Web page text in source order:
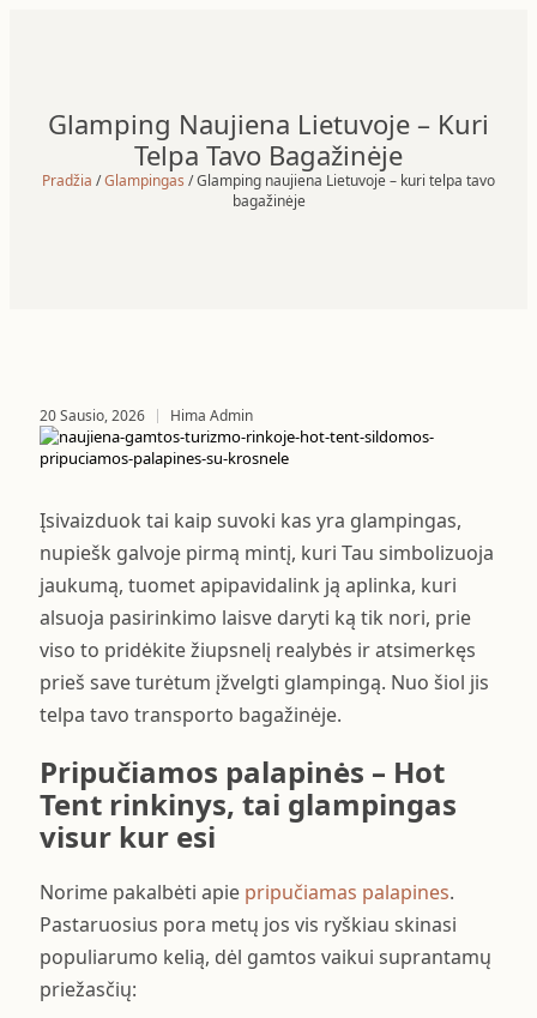
Glamping Naujiena Lietuvoje – Kuri
Telpa Tavo Bagažinėje
Pradžia /Glampingas / Glamping naujiena Lietuvoje – kuri telpa tavo
bagažinėje
20 Sausio, 2026 Hima Admin
Įsivaizduok tai kaip suvoki kas yra glampingas,
nupiešk galvoje pirmą mintį, kuri Tau simbolizuoja
jaukumą, tuomet apipavidalink ją aplinka, kuri
alsuoja pasirinkimo laisve daryti ką tik nori, prie
viso to pridėkite žiupsnelį realybės ir atsimerkęs
prieš save turėtum įžvelgti glampingą. Nuo šiol jis
telpa tavo transporto bagažinėje.
Pripučiamos palapinės – Hot
Tent rinkinys, tai glampingas
visur kur esi
Norime pakalbėti apie pripučiamas palapines.
Pastaruosius pora metų jos vis ryškiau skinasi
populiarumo kelią, dėl gamtos vaikui suprantamų
priežasčių: